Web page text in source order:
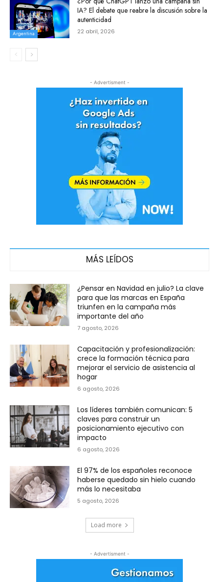
Argentina
IA? El debate que reabre la discusión sobre la
autenticidad
22 abril, 2026
- Advertisment -
MÁS LEÍDOS
¿Pensar en Navidad en julio? La clave
para que las marcas en España
triunfen en la campaña más
importante del año
7 agosto, 2026
Capacitación y profesionalización:
crece la formación técnica para
mejorar el servicio de asistencia al
hogar
6 agosto, 2026
Los líderes también comunican: 5
claves para construir un
posicionamiento ejecutivo con
impacto
6 agosto, 2026
El 97% de los españoles reconoce
haberse quedado sin hielo cuando
más lo necesitaba
5 agosto, 2026
Load more
- Advertisment -